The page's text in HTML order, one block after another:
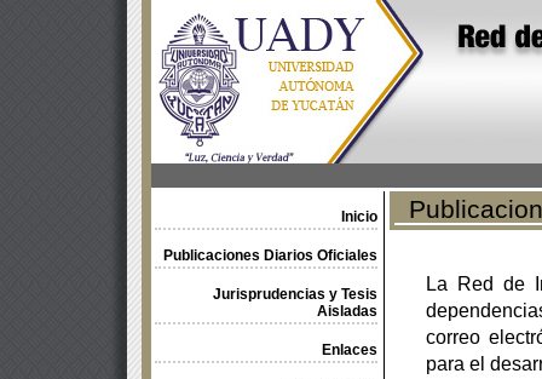
Inicio
Publicaciones Diarios Oficiales
Jurisprudencias y Tesis
Aisladas
Enlaces
La Red de
correo
para el